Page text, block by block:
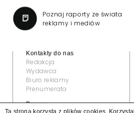
Poznaj raporty ze świata
reklamy i mediów
Kontakty do nas
Redakcja
Wydawca
Biuro reklamy
Prenumerata
Prawne:
Ta strona korzysta z plików cookies.